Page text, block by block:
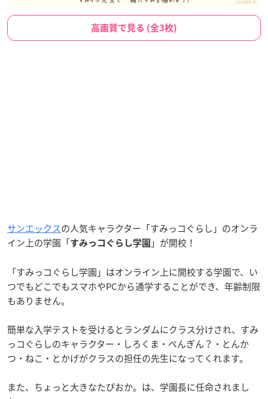
高画質で見る (全3枚)
サンエックスの人気キャラクター「すみっコぐらし」のオンラ
イン上の学園「すみっコぐらし学園 」が開校！
「すみっコぐらし学園」はオンライン上に開校する学園で、い
つでもどこでもスマホやPCから通学することができ、年齢制限
もありません。
簡単な入学テストを受けるとランダムにクラス分けされ、すみ
っコぐらしのキャラクター・しろくま・ぺんぎん？・とんか
つ・ねこ・とかげがクラスの担任の先生になってくれます。
また、ちょっと大きなたぴおか。は、学園長に任命されまし